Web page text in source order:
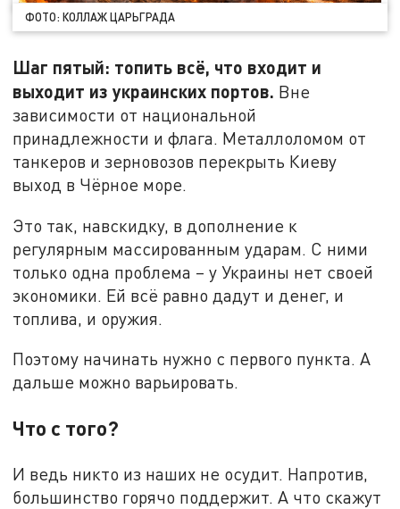
ФОТО: КОЛЛАЖ ЦАРЬГРАДА
Шаг пятый: топить всё, что входит и
выходит из украинских портов. Вне
зависимости от национальной
принадлежности и флага. Металлоломом от
танкеров и зерновозов перекрыть Киеву
выход в Чёрное море.
Это так, навскидку, в дополнение к
регулярным массированным ударам. С ними
только одна проблема – у Украины нет своей
экономики. Ей всё равно дадут и денег, и
топлива, и оружия.
Поэтому начинать нужно с первого пункта. А
дальше можно варьировать.
Что с того?
И ведь никто из наших не осудит. Напротив,
большинство горячо поддержит. А что скажут